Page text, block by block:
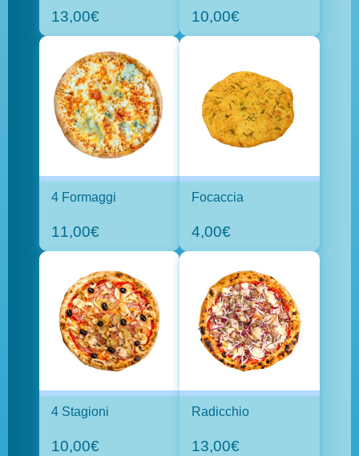
13,00€ 10,00€
4 Formaggi
11,00€
Focaccia
4,00€
4 Stagioni
10,00€
Radicchio
13,00€